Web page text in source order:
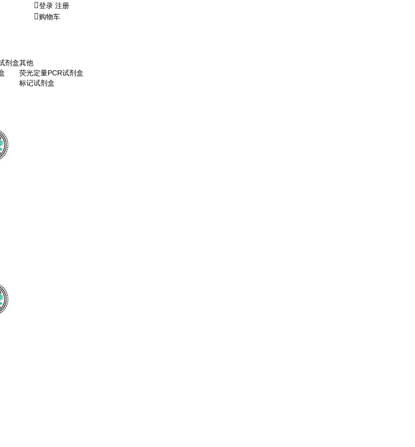
登录 注册
购物车
剂盒其他
荧光定量PCR试剂盒
标记试剂盒